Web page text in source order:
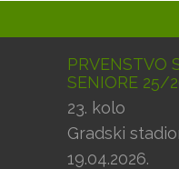
PRVENSTVO
SENIORE 25/
23. kolo
Gradski
19.04.2026.